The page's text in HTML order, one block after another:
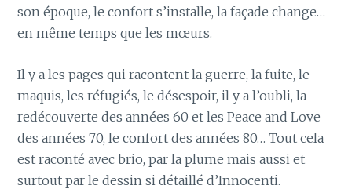
son époque, le confort s’installe, la façade change…
en même temps que les mœurs.
Il y a les pages qui racontent la guerre, la fuite, le
maquis, les réfugiés, le désespoir, il y a l’oubli, la
redécouverte des années 60 et les Peace and Love
des années 70, le confort des années 80… Tout cela
est raconté avec brio, par la plume mais aussi et
surtout par le dessin si détaillé d’Innocenti.